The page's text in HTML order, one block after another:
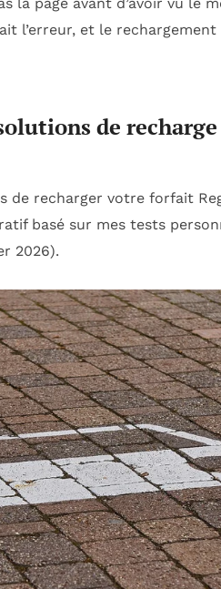
l’erreur, et le rechargement
de
de recharger votre forfait
basé sur mes tests
2026).